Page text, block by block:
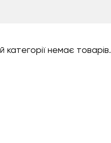
категорії немає товарів.